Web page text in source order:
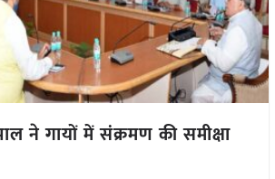
ने गायों में संक्रमण की समीक्षा